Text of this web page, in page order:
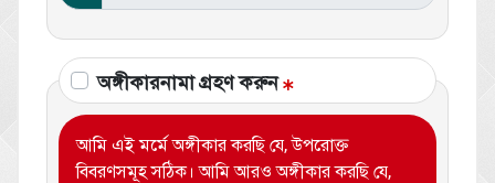
অঙ্গীকারনামা গ্রহণ করুন
আমি এই মর্মে অঙ্গীকার করছি যে, উপরোক্ত
বিবরণসমূহ সঠিক। আমি আরও অঙ্গীকার করছি যে,